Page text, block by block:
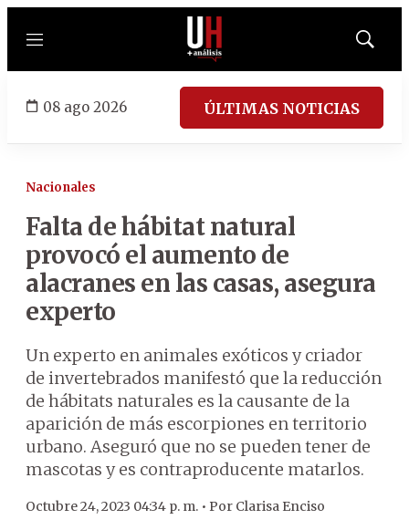
Menú
Mostrar
08 ago 2026 ÚLTIMAS NOTICIAS
Nacionales
Falta de hábitat natural
provocó el aumento de
alacranes en las casas, asegura
experto
Un experto en animales exóticos y criador
de invertebrados manifestó que la reducción
de hábitats naturales es la causante de la
aparición de más escorpiones en territorio
urbano. Aseguró que no se pueden tener de
mascotas y es contraproducente matarlos.
Octubre 24, 2023 04:34 p. m. • Por Clarisa Enciso